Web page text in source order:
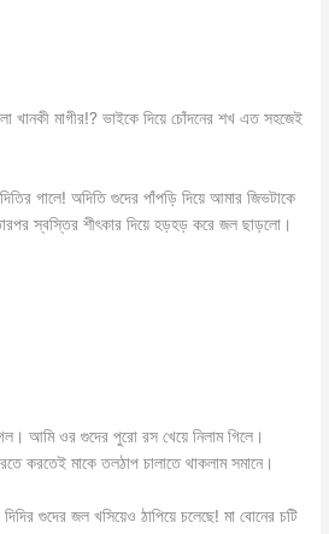
খানকী মাগীর!? ভাইকে দিয়ে চোঁদনের শখ এত সহজেই
গালে! অদিতি গুদের পাঁপড়ি দিয়ে আমার জিভটাকে
স্বস্তির শীৎকার দিয়ে হড়হড় করে জল ছাড়লো।
আমি ওর গুদের পুরো রস খেয়ে নিলাম গিলে।
করতেই মাকে তলঠাপ চালাতে থাকলাম সমানে।
গুদের জল খসিয়েও ঠাপিয়ে চলেছে! মা বোনের চটি